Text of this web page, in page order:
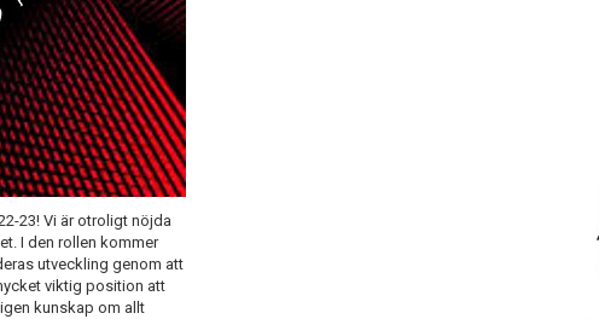
23!Vi är otroligt nöjda
I den rollen kommer
utveckling genom att
viktig position att
kunskap om allt